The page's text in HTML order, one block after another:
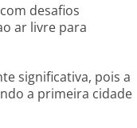
desafios
ar livre para
significativa, pois a
a primeira cidade